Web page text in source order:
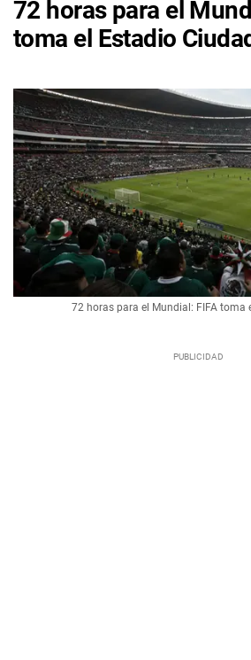
72 horas para el
toma el Estadio
72 horas para el Mundial: FIFA toma